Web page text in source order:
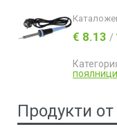
€ 8.13 /
поялници
Продукти